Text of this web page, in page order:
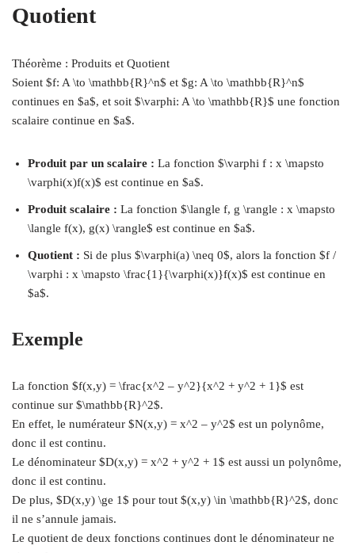
Quotient
Théorème : Produits et Quotient
Soient $f: A \to \mathbb{R}^n$ et $g: A \to \mathbb{R}^n$
continues en $a$, et soit $\varphi: A \to \mathbb{R}$ une fonction
scalaire continue en $a$.
Produit par un scalaire : La fonction $\varphi f : x \mapsto
\varphi(x)f(x)$ est continue en $a$.
Produit scalaire : La fonction $\langle f, g \rangle : x \mapsto
\langle f(x), g(x) \rangle$ est continue en $a$.
Quotient : Si de plus $\varphi(a) \neq 0$, alors la fonction $f /
\varphi : x \mapsto \frac{1}{\varphi(x)}f(x)$ est continue en
$a$.
Exemple
La fonction $f(x,y) = \frac{x^2 – y^2}{x^2 + y^2 + 1}$ est
continue sur $\mathbb{R}^2$.
En effet, le numérateur $N(x,y) = x^2 – y^2$ est un polynôme,
donc il est continu.
Le dénominateur $D(x,y) = x^2 + y^2 + 1$ est aussi un polynôme,
donc il est continu.
De plus, $D(x,y) \ge 1$ pour tout $(x,y) \in \mathbb{R}^2$, donc
il ne s’annule jamais.
Le quotient de deux fonctions continues dont le dénominateur ne